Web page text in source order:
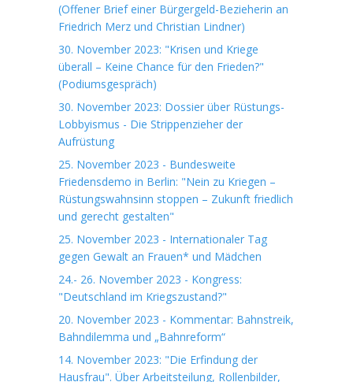
(Offener Brief einer Bürgergeld-Bezieherin an
Friedrich Merz und Christian Lindner)
30. November 2023: "Krisen und Kriege
überall – Keine Chance für den Frieden?"
(Podiumsgespräch)
30. November 2023: Dossier über Rüstungs-
Lobbyismus - Die Strippenzieher der
Aufrüstung
25. November 2023 - Bundesweite
Friedensdemo in Berlin: "Nein zu Kriegen –
Rüstungswahnsinn stoppen – Zukunft friedlich
und gerecht gestalten"
25. November 2023 - Internationaler Tag
gegen Gewalt an Frauen* und Mädchen
24.- 26. November 2023 - Kongress:
"Deutschland im Kriegszustand?"
20. November 2023 - Kommentar: Bahnstreik,
Bahndilemma und „Bahnreform“
14. November 2023: "Die Erfindung der
Hausfrau". Über Arbeitsteilung, Rollenbilder,